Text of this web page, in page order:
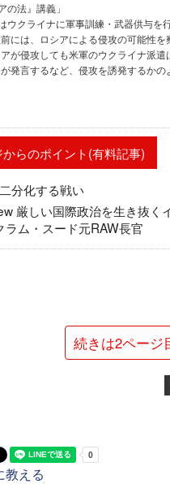
の法』講義」
ウクライナに軍事訓練・武器供与を
には、ロシアによる侵攻の可能性
が侵攻しても米軍のウクライナ派遣
発言するなど、侵攻を誘発するかの
らのポイント(有料記事)
分化する戦い
厳しい国際政治を生き抜く
ラム・スード元RAW長官
続きは2ページ
教える